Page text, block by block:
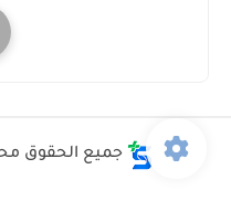
جميع الحقوق